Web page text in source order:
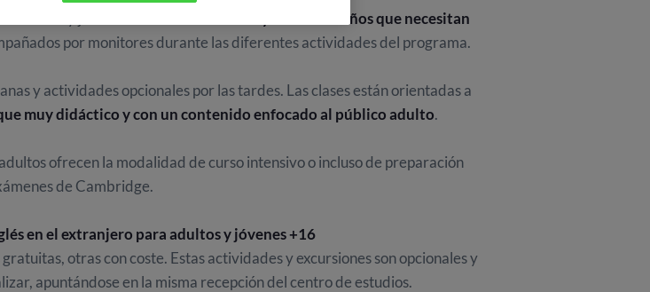
adultos y jóvenes van destinados a
mayores de 16 años que necesitan
por monitores durante las diferentes actividades del programa.
y actividades opcionales por las tardes. Las clases están orientadas a
muy didáctico y con un contenido enfocado al público adulto.
ofrecen la modalidad de curso intensivo o incluso de preparación
de Cambridge.
en el extranjero para adultos y jóvenes +16
otras con coste. Estas actividades y excursiones son opcionales y
apuntándose en la misma recepción del centro de estudios.